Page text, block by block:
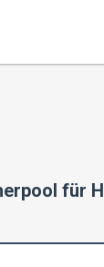
für